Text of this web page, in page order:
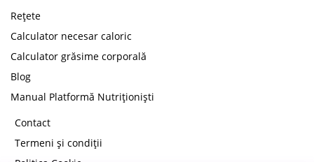
Rețete
Calculator necesar caloric
Calculator grăsime corporală
Blog
Manual Platformă Nutriționiști
Contact
Termeni și condiții